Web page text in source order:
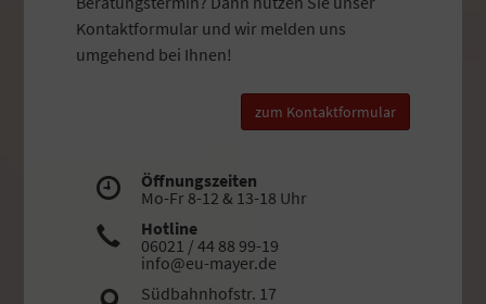
Kontaktformular und wir melden uns
umgehend bei Ihnen!
zum Kontaktformular
Öffnungszeiten
Mo-Fr 8-12 & 13-18 Uhr
Hotline
06021 / 44 88 99-19
info@eu-mayer.de
Südbahnhofstr. 17